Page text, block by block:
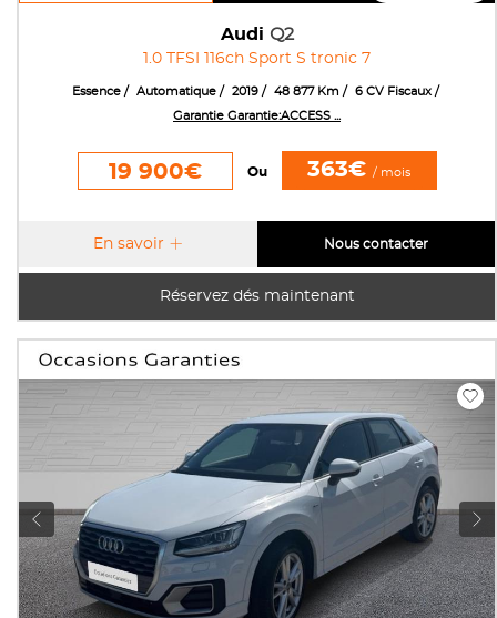
Audi Q2
1.0 TFSI 116ch Sport S tronic 7
Essence Automatique 2019 48 877 Km
6 CV Fiscaux
Garantie Garantie:ACCESS ...
19 900€ Ou 363€ / mois
Réservez dés maintenant
En savoir Nous contacter